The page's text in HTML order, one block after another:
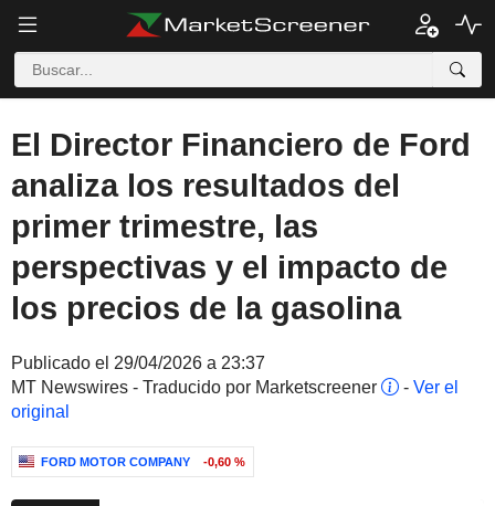
El Director Financiero de Ford
analiza los resultados del
primer trimestre, las
perspectivas y el impacto de
los precios de la gasolina
Publicado el 29/04/2026 a 23:37
MT Newswires - Traducido por Marketscreener
- Ver el
original
FORD MOTOR COMPANY -0,60 %